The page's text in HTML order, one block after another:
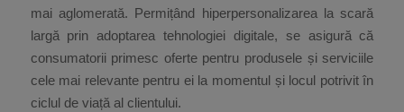
mai aglomerată. Permițând hiperpersonalizarea la scară
largă prin adoptarea tehnologiei digitale, se asigură că
consumatorii primesc oferte pentru produsele și serviciile
cele mai relevante pentru ei la momentul și locul potrivit în
ciclul de viață al clientului.